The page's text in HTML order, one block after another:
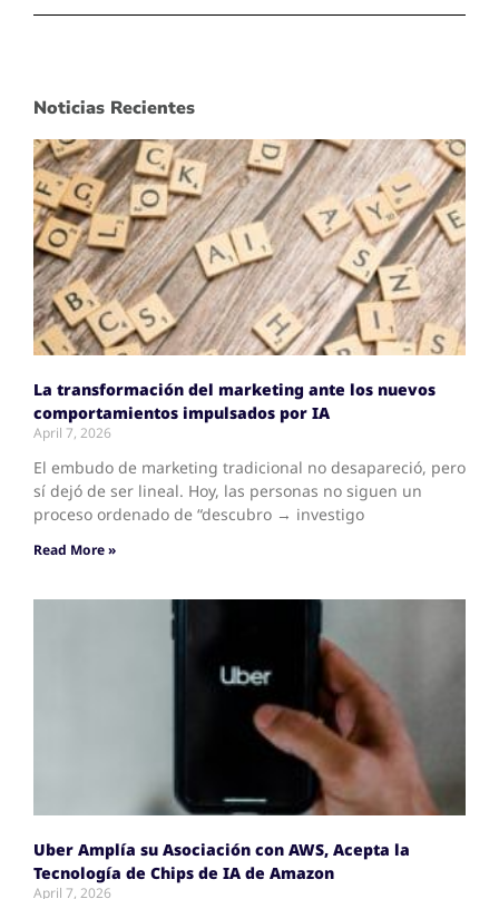
Noticias Recientes
La transformación del marketing ante los nuevos
comportamientos impulsados por IA
April 7, 2026
El embudo de marketing tradicional no desapareció, pero
sí dejó de ser lineal. Hoy, las personas no siguen un
proceso ordenado de “descubro → investigo
Read More »
Uber Amplía su Asociación con AWS, Acepta la
Tecnología de Chips de IA de Amazon
April 7, 2026